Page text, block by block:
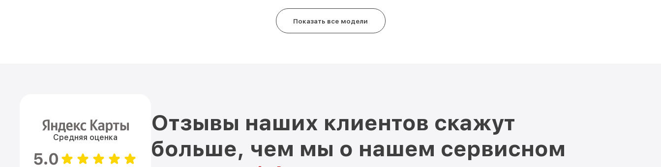
Показать все модели
Средняя оценка
5.0
Отзывы наших клиентов скажут
больше, чем мы о нашем сервисном